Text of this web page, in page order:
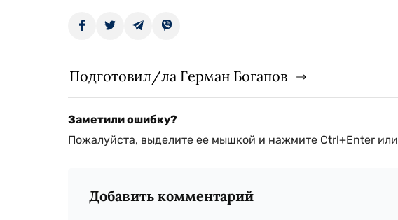
Подготовил/ла Герман Богапов
Заметили ошибку?
Пожалуйста, выделите ее мышкой и нажмите Ctrl+Enter или
Добавить комментарий